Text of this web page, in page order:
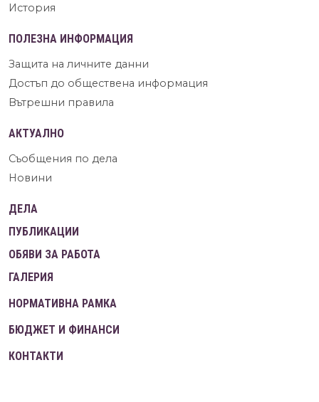
История
ПОЛЕЗНА ИНФОРМАЦИЯ
Защита на личните данни
Достъп до обществена информация
Вътрешни правила
АКТУАЛНО
Съобщения по дела
Новини
ДЕЛА
ПУБЛИКАЦИИ
ОБЯВИ ЗА РАБОТА
ГАЛЕРИЯ
НОРМАТИВНА РАМКА
БЮДЖЕТ И ФИНАНСИ
КОНТАКТИ